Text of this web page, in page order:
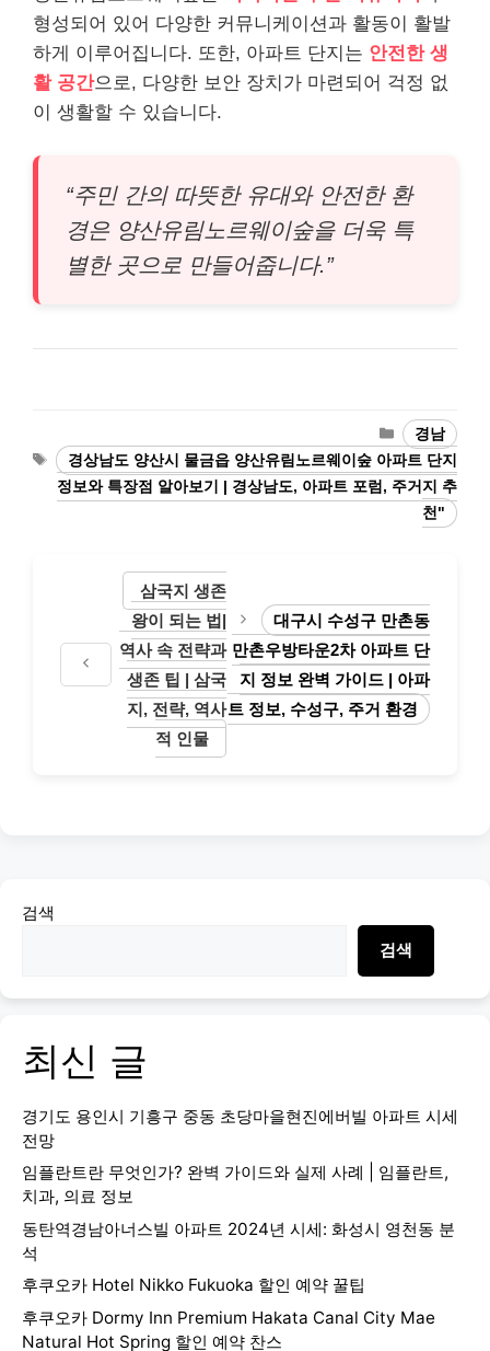
형성되어 있어 다양한 커뮤니케이션과 활동이 활발
하게 이루어집니다. 또한, 아파트 단지는 안전한 생
활 공간으로, 다양한 보안 장치가 마련되어 걱정 없
이 생활할 수 있습니다.
“주민 간의 따뜻한 유대와 안전한 환
경은 양산유림노르웨이숲을 더욱 특
별한 곳으로 만들어줍니다.”
카
테
고
리
경남
태
그
경상남도 양산시 물금읍 양산유림노르웨이숲 아파트 단지
정보와 특장점 알아보기 | 경상남도, 아파트 포럼, 주거지 추
천"
삼국지 생존
왕이 되는 법|
역사 속 전략과
생존 팁 | 삼국
지, 전략, 역사
적 인물
대구시 수성구 만촌동
만촌우방타운2차 아파트 단
지 정보 완벽 가이드 | 아파
트 정보, 수성구, 주거 환경
검색
검색
최신 글
경기도 용인시 기흥구 중동 초당마을현진에버빌 아파트 시세
전망
임플란트란 무엇인가? 완벽 가이드와 실제 사례 | 임플란트,
치과, 의료 정보
동탄역경남아너스빌 아파트 2024년 시세: 화성시 영천동 분
석
후쿠오카 Hotel Nikko Fukuoka 할인 예약 꿀팁
후쿠오카 Dormy Inn Premium Hakata Canal City Mae
Natural Hot Spring 할인 예약 찬스